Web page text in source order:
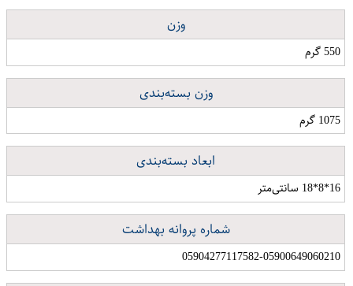
وزن
550 گرم
وزن بسته‌بندی
1075 گرم
ابعاد بسته‌بندی
16*8*18 سانتی‌متر
شماره پروانه بهداشت
05904277117582-05900649060210